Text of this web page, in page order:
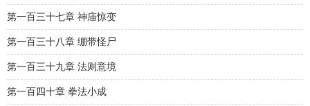
第一百三十七章 神庙惊变
第一百三十八章 绷带怪尸
第一百三十九章 法则意境
第一百四十章 拳法小成